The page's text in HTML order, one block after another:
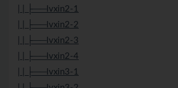
| | ├──lvxin2-1
| | ├──lvxin2-2
| | ├──lvxin2-3
| | ├──lvxin2-4
| | ├──lvxin3-1